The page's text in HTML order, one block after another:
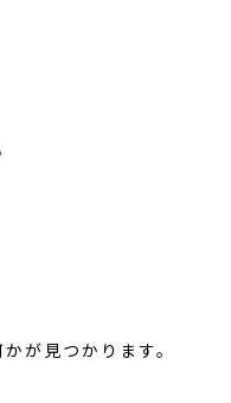
が見つかります。